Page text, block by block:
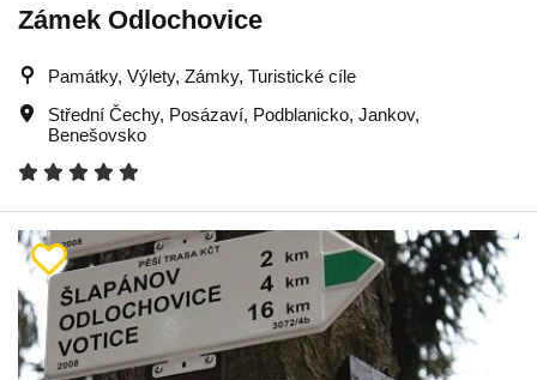
Zámek Odlochovice
Památky, Výlety, Zámky, Turistické cíle
Střední Čechy, Posázaví, Podblanicko, Jankov,
Benešovsko